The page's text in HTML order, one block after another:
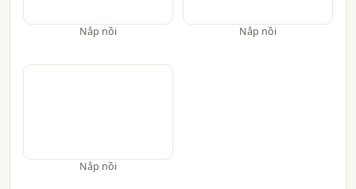
Nắp nồi Nắp nồi
Nắp nồi